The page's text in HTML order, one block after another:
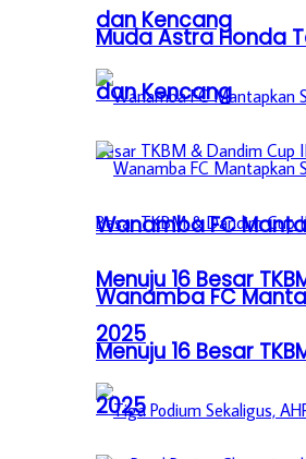
dan Kencang
Wanamba FC
Menuju 16 Besar
2025
Muda Astra Honda
dan Kencang
Wanamba FC
Menuju 16 Besar
2025